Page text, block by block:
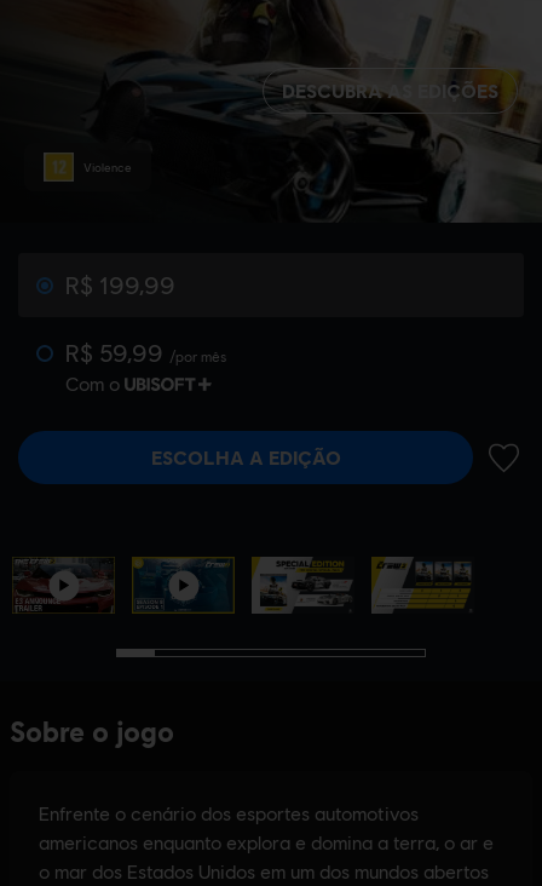
Violence
DESCUBRA AS EDIÇÕES
R$ 199,99
R$ 59,99 /por mês
Com o
ESCOLHA A EDIÇÃO